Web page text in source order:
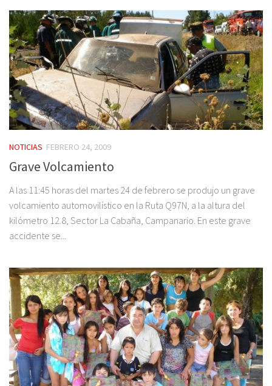
NOTICIAS FEBRERO 24, 2009
Grave Volcamiento
A las 11:45 horas del martes 24 de febrero se produjo un grave
volcamiento automovilístico en la Ruta Q97N, a la altura del
kilómetro 12.8, Sector La Cabaña, Campanario. En este grave
accidente se...